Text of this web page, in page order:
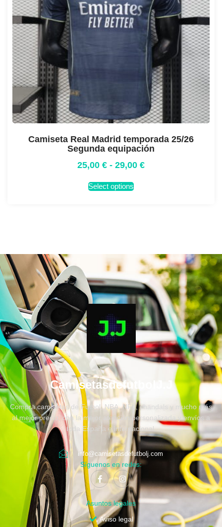
Camiseta Real Madrid temporada 25/26
Segunda equipación
25,00 € - 29,00 €
Select options
CamisetasdefutbolJ.J
Compra camisetas de Fútbol, NBA, NFL, chandals y mucho más
al mejor precio, con la mejor atención personalizada y envíos a
toda España e internacional.
info@camisetasdefutbolj.com
Síguenos en redes:
Asuntos legales
Aviso legal